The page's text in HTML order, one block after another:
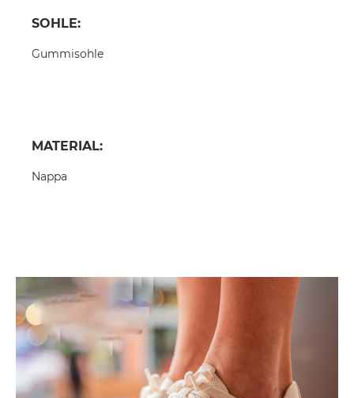
SOHLE:
Gummisohle
MATERIAL:
Nappa